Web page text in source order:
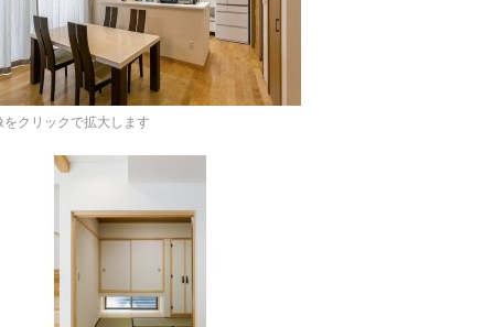
をクリックで拡大します